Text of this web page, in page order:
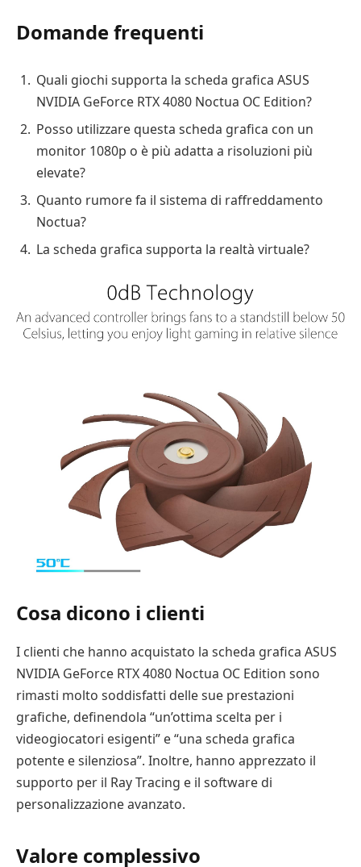
Domande frequenti
Quali giochi supporta la scheda grafica ASUS
NVIDIA GeForce RTX 4080 Noctua OC Edition?
Posso utilizzare questa scheda grafica con un
monitor 1080p o è più adatta a risoluzioni più
elevate?
Quanto rumore fa il sistema di raffreddamento
Noctua?
La scheda grafica supporta la realtà virtuale?
Cosa dicono i clienti
I clienti che hanno acquistato la scheda grafica ASUS
NVIDIA GeForce RTX 4080 Noctua OC Edition sono
rimasti molto soddisfatti delle sue prestazioni
grafiche, definendola “un’ottima scelta per i
videogiocatori esigenti” e “una scheda grafica
potente e silenziosa”. Inoltre, hanno apprezzato il
supporto per il Ray Tracing e il software di
personalizzazione avanzato.
Valore complessivo